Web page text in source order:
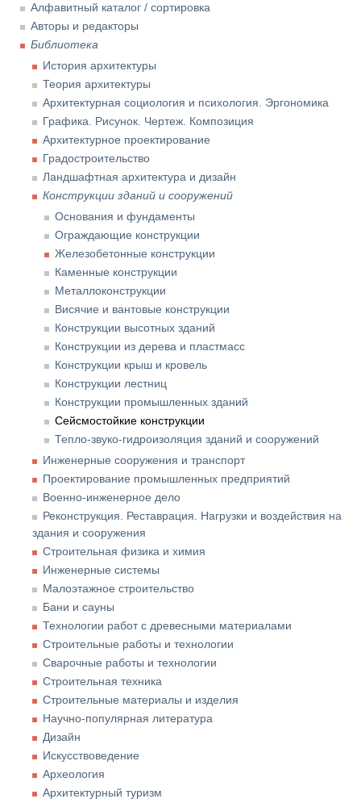
Алфавитный каталог / сортировка
Авторы и редакторы
Библиотека
История архитектуры
Теория архитектуры
Архитектурная социология и психология. Эргономика
Графика. Рисунок. Чертеж. Композиция
Архитектурное проектирование
Градостроительство
Ландшафтная архитектура и дизайн
Конструкции зданий и сооружений
Основания и фундаменты
Ограждающие конструкции
Железобетонные конструкции
Каменные конструкции
Металлоконструкции
Висячие и вантовые конструкции
Конструкции высотных зданий
Конструкции из дерева и пластмасс
Конструкции крыш и кровель
Конструкции лестниц
Конструкции промышленных зданий
Сейсмостойкие конструкции
Тепло-звуко-гидроизоляция зданий и сооружений
Инженерные сооружения и транспорт
Проектирование промышленных предприятий
Военно-инженерное дело
Реконструкция. Реставрация. Нагрузки и воздействия на
здания и сооружения
Строительная физика и химия
Инженерные системы
Малоэтажное строительство
Бани и сауны
Технологии работ с древесными материалами
Строительные работы и технологии
Сварочные работы и технологии
Строительная техника
Строительные материалы и изделия
Научно-популярная литература
Дизайн
Искусствоведение
Археология
Архитектурный туризм